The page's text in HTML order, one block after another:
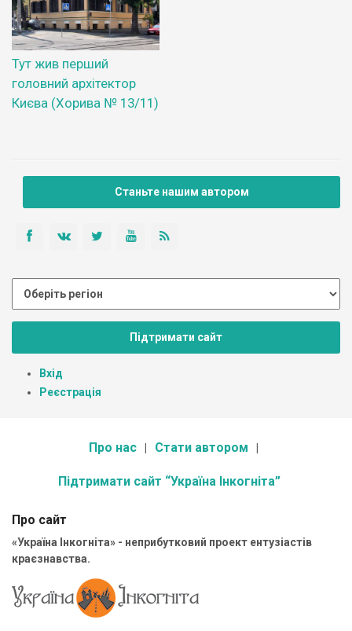
Тут жив перший
головний архітектор
Києва (Хорива № 13/11)
Станьте нашим автором
Підтримати сайт
Вхід
Реєстрація
Про нас Стати автором
Підтримати сайт “Україна Інкогніта”
Про сайт
«Україна Інкогніта» - неприбутковий проект ентузіастів
краєзнавства.